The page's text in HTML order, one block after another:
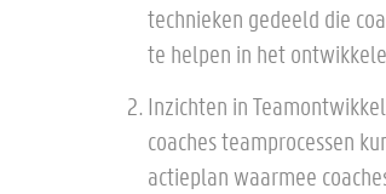
technieken gedeeld die
te helpen in het
Inzichten in
coaches teamprocessen
actieplan waarmee